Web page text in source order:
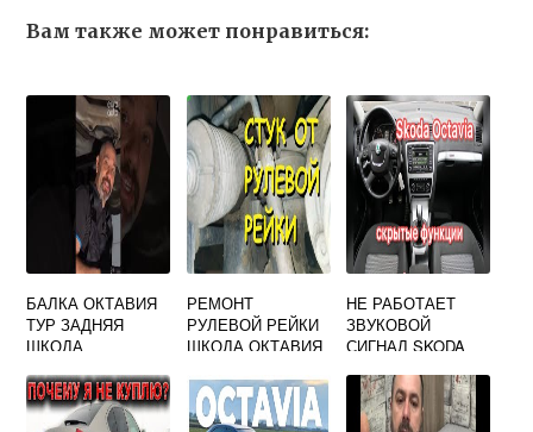
Вам также может понравиться:
БАЛКА ОКТАВИЯ
ТУР ЗАДНЯЯ
ШКОДА
РЕМОНТ
РУЛЕВОЙ РЕЙКИ
ШКОДА ОКТАВИЯ
НЕ РАБОТАЕТ
ЗВУКОВОЙ
СИГНАЛ SKODA